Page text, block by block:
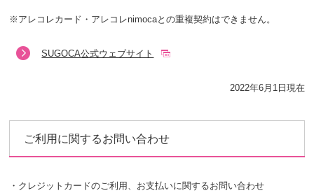
※ アレコレカード・アレコレnimocaとの重複契約はできません。
SUGOCA公式ウェブサイト
2022年6月1日現在
ご利用に関するお問い合わせ
・クレジットカードのご利用、お支払いに関するお問い合わせ